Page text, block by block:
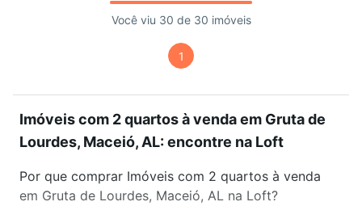
Você viu 30 de 30 imóveis
1
Imóveis com 2 quartos à venda em Gruta de
Lourdes, Maceió, AL: encontre na Loft
Por que comprar Imóveis com 2 quartos à venda
em Gruta de Lourdes, Maceió, AL na Loft?